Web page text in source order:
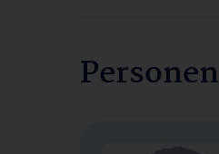
Personen